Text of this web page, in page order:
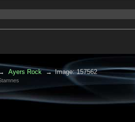
Ayers Rock →Image: 157562